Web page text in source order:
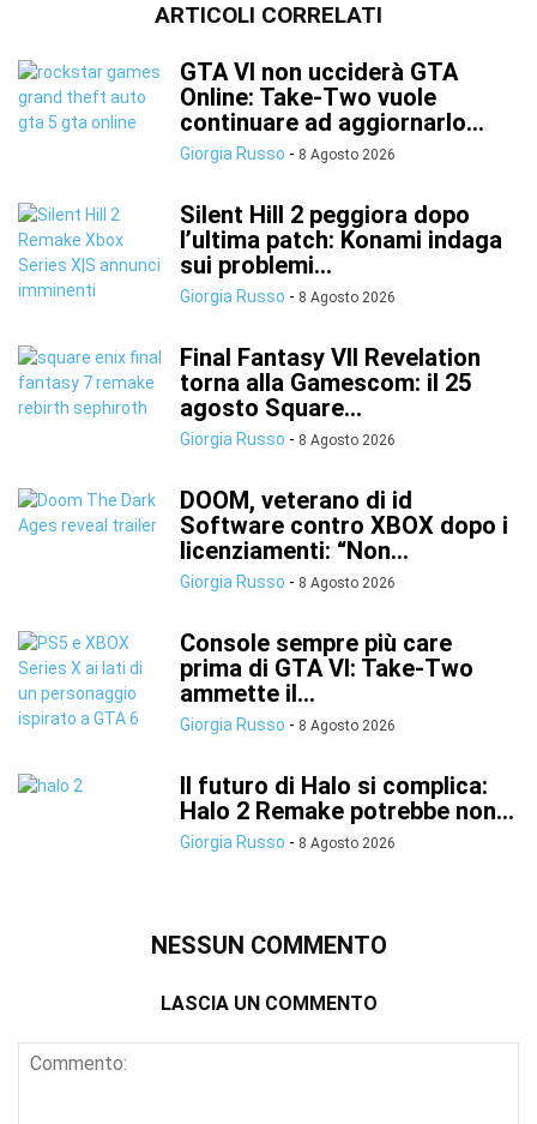
ARTICOLI CORRELATI
GTA VI non ucciderà GTA
Online: Take-Two vuole
continuare ad aggiornarlo...
Giorgia Russo - 8 Agosto 2026
Silent Hill 2 peggiora dopo
l’ultima patch: Konami indaga
sui problemi...
Giorgia Russo - 8 Agosto 2026
Final Fantasy VII Revelation
torna alla Gamescom: il 25
agosto Square...
Giorgia Russo - 8 Agosto 2026
DOOM, veterano di id
Software contro XBOX dopo i
licenziamenti: “Non...
Giorgia Russo - 8 Agosto 2026
Console sempre più care
prima di GTA VI: Take-Two
ammette il...
Giorgia Russo - 8 Agosto 2026
Il futuro di Halo si complica:
Halo 2 Remake potrebbe non...
Giorgia Russo - 8 Agosto 2026
NESSUN COMMENTO
LASCIA UN COMMENTO